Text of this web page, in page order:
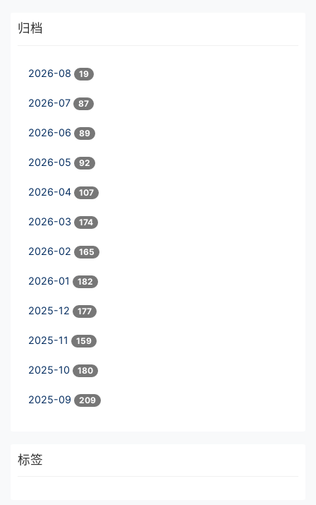
归档
2026-08 19
2026-07 87
2026-06 89
2026-05 92
2026-04 107
2026-03 174
2026-02 165
2026-01 182
2025-12 177
2025-11 159
2025-10 180
2025-09 209
标签